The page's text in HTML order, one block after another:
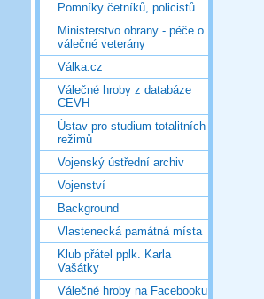
Pomníky četníků, policistů
Ministerstvo obrany - péče o
válečné veterány
Válka.cz
Válečné hroby z databáze
CEVH
Ústav pro studium totalitních
režimů
Vojenský ústřední archiv
Vojenství
Background
Vlastenecká památná místa
Klub přátel pplk. Karla
Vašátky
Válečné hroby na Facebooku